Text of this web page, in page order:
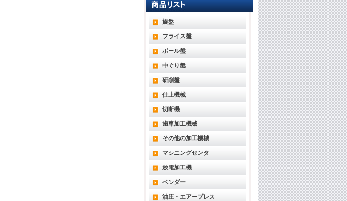
旋盤
フライス盤
ボール盤
中ぐり盤
研削盤
仕上機械
切断機
歯車加工機械
その他の加工機械
マシニングセンタ
放電加工機
ベンダー
油圧・エアープレス